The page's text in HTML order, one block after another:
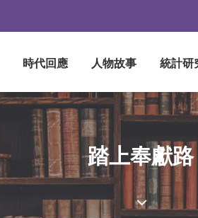
時代回應 人物故事 統計研
踏上奉獻路